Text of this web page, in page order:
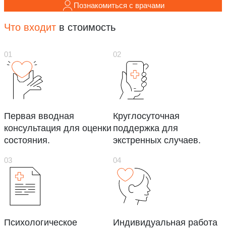
Познакомиться с врачами
Что входит в стоимость
Первая вводная
консультация для оценки
состояния.
Круглосуточная
поддержка для
экстренных случаев.
Психологическое
Индивидуальная работа